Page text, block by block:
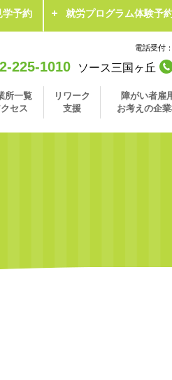
学予約 就労プログラム体験予
電話受付
ソース三国ヶ丘
225-1010
所一覧
セス
リワーク
支援
障がい者雇
お考えの企